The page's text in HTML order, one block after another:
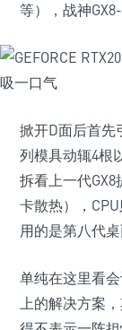
等），战神
掀开D面后首先
列模具动辄4根
拆看上一代
卡散热），
用的是第八代
单纯在这里看
上的解决方案